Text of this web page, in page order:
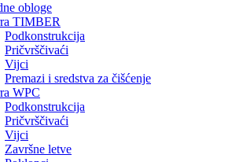
obloge
TIMBER
Podkonstrukcija
Pričvrščivaći
Vijci
Premazi i sredstva za čišćenje
WPC
Podkonstrukcija
Pričvrščivaći
Vijci
Završne letve